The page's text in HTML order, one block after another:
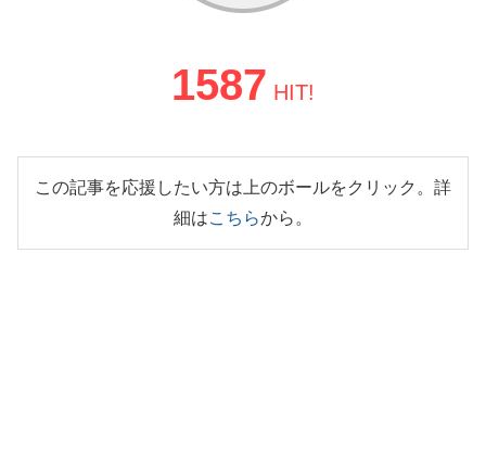
1587 HIT!
この記事を応援したい方は上のボールをクリック。詳
細はこちらから。